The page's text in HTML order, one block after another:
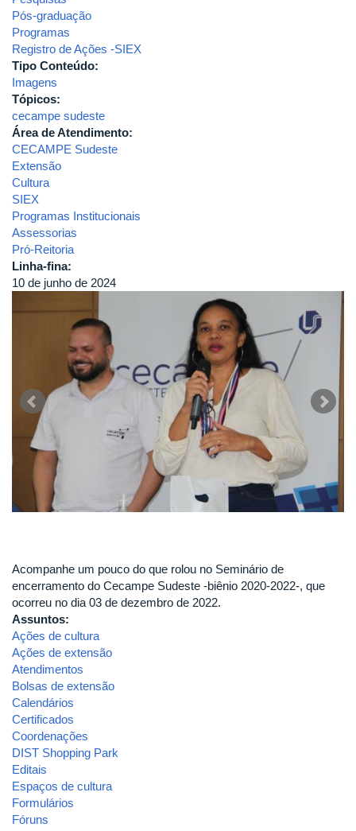
Pós-graduação
Programas
Registro de Ações -SIEX
Tipo Conteúdo:
Imagens
Tópicos:
cecampe sudeste
Área de Atendimento:
CECAMPE Sudeste
Extensão
Cultura
SIEX
Programas Institucionais
Assessorias
Pró-Reitoria
Linha-fina:
10 de junho de 2024
Acompanhe um pouco do que rolou no Seminário de
encerramento do Cecampe Sudeste -biênio 2020-2022-, que
ocorreu no dia 03 de dezembro de 2022.
Assuntos:
Ações de cultura
Ações de extensão
Atendimentos
Bolsas de extensão
Calendários
Certificados
Coordenações
DIST Shopping Park
Editais
Espaços de cultura
Formulários
Fóruns